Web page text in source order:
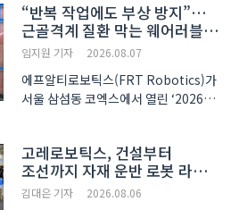
작업을 줄여 안전성을 높이고 청소
공정을 자동화하는 데 초점을 맞췄다.
청소 드론은 비전 센서와..
“반복 작업에도 부상 방지”…
근골격계 질환 막는 웨어러블
로봇
임지원 기자 2026.08.07
에프알티로보틱스(FRT Robotics)가
서울 삼섬동 코엑스에서 열린 ‘2026
근골격계 질환을 예방하는 무동력
웨어러블 로봇 ‘스텝업 네오(StepUp
NEO)’와 ‘에보(EVO)’를 ..
고레로보틱스, 건설부터
조선까지 자재 운반 로봇 라인업
확대
김대은 기자 2026.08.06